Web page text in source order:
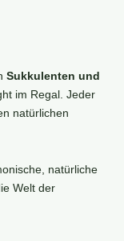
Sukkulenten und
im Regal. Jeder
natürlichen
natürliche
Welt der